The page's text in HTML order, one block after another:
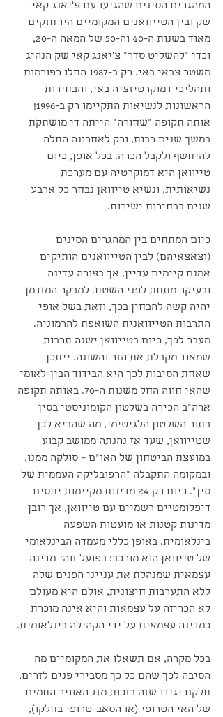
המהגרים הסינים שהגיעו עם צ'יאנג קאי
שק ובין הטייוואנים המקומיים היו חזקים
מאוד בשנות ה-40 וה-50 של המאה ה-20,
וכדי "להשליט סדר" צ'יאנג קאי שק הנהיג
משטר צבאי באי. רק ב-1987 החלו רפורמות
ותהליכי דמוקרטיזציה באי, והבחירות
הראשונות לנשיאות התקיימו רק ב-1996!
אותה תקופה "שחורה" הייתה די מושתקת
במשך שנים רבות, ורק לאחרונה החלה
להיחשף ולקבל הכרה. בכל אופן, כיום
טייוואן היא דמוקרטיה עם מערכת
נשיאותית, ונשיא טייוואן נבחר כל ארבע
שנים בבחירות ישירות.
כיום המתחים בין המהגרים הסינים
(וצאצאיהם) לבין הטייוואנים הותיקים
אמנם קיימים עדיין, אך בצורה עדינה
ובעיקר מתחת לפני השטח. למבקר המזדמן
יהיה קשה להבחין בכך, וזאת בשל אופי
התרבות הטייוואנית השואפת להרמוניה.
מעבר לכך, כיום בטייוואן ישנה תרבות
שמאוד מקבלת את הזר והשונה. ייתכן
שאחת הסיבות לכך היא הבידוד הבין-לאומי
שהאי חווה החל משנות ה-70. באותה תקופה
ארה"ב הכירה בשלטון הקומוניסטי בסין
בתור השלטון הלגיטימי, מה שהביא לכך
שטייוואן, שעד אז נהנתה ממושב קבוע
במועצת הביטחון של האו"ם – סולקה ממנו,
ובמקומה התקבלה "הרפובליקה העממית של
סין". כיום רק 24 מדינות מקיימות יחסים
דיפלומטיים רשמיים עם טייוואן, אך רובן
מדינות קטנות או מועטות השפעה
בינלאומית. באופן כללי מעמדה הבינלאומי
של טייוואן הוא מורכב: בפועל זוהי מדינה
עצמאית שמנהלת את ענייני הפנים שלה
ללא התערבות חיצונית, אולם היא מעולם
לא הכריזה על עצמאות והיא אינה מוכרת
כמדינה עצמאית על ידי הקהילה בינלאומית.
בכל מקרה, אם תשאלו את המקומיים מה
הסיבה לכך שהם כל כך מסבירי פנים לזרים,
חלקם יגידו שזה בזכות מזג האוויר החמים
של האי הטרופי (או הסאב-טרופי בחלקו),